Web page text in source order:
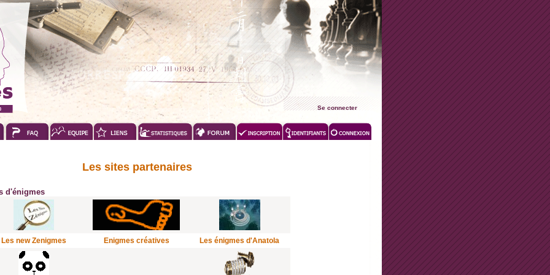
Se connecter
Les sites partenaires
d'énigmes
Les new Zenigmes Enigmes créatives Les énigmes d'Anatola